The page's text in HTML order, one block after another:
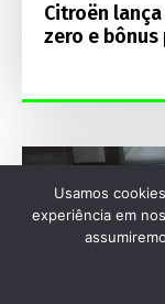
Citroën
zero e bônus
Usamos
experiência em